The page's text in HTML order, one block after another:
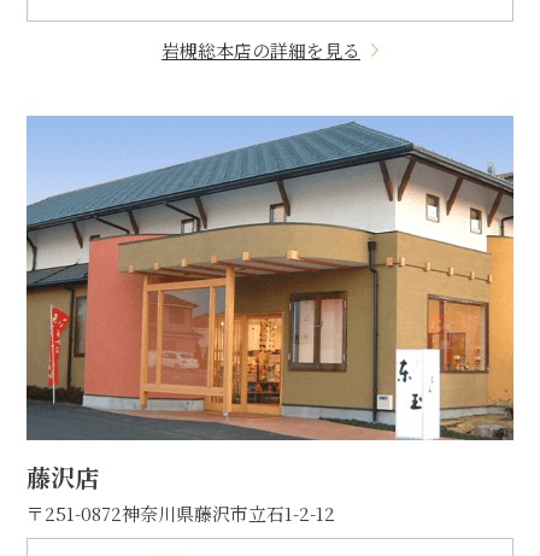
岩槻総本店の詳細を見る
藤沢店
〒251-0872神奈川県藤沢市立石1-2-12